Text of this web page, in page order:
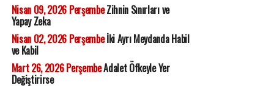
Nisan 09, 2026 PerşembeZihnin Sınırları ve
Yapay Zeka
Nisan 02, 2026 Perşembeİki Ayrı Meydanda Habil
ve Kabil
Mart 26, 2026 PerşembeAdalet Öfkeyle Yer
Değiştirirse